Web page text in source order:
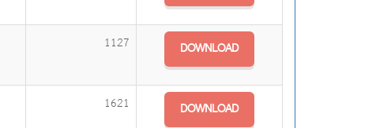
1127 DOWNLOAD
1621 DOWNLOAD